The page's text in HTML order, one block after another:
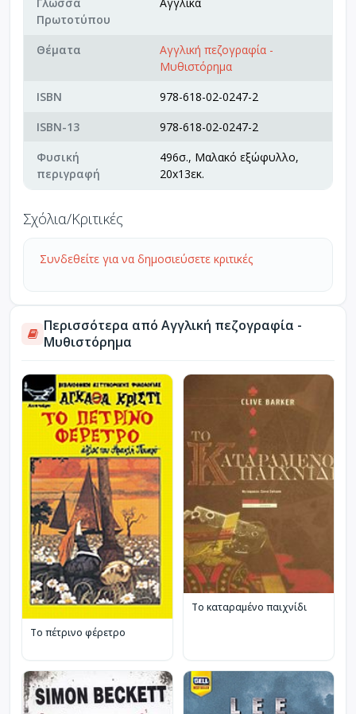
Πρωτοτύπου
Θέματα
Αγγλική πεζογραφία -
Μυθιστόρημα
ISBN
978-618-02-0247-2
ISBN-13
978-618-02-0247-2
Φυσική
περιγραφή
496σ., Μαλακό εξώφυλλο,
20x13εκ.
Σχόλια/Κριτικές
Συνδεθείτε για να δημοσιεύσετε κριτικές
Περισσότερα από Αγγλική πεζογραφία -
Μυθιστόρημα
Το πέτρινο φέρετρο
Το καταραμένο παιχνίδι